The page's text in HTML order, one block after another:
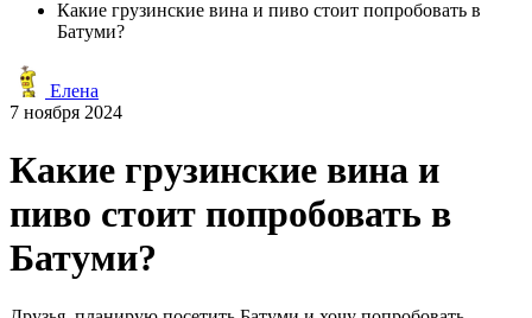
Какие грузинские вина и пиво стоит попробовать в
Батуми?
Елена
7 ноября 2024
Какие грузинские вина и
пиво стоит попробовать в
Батуми?